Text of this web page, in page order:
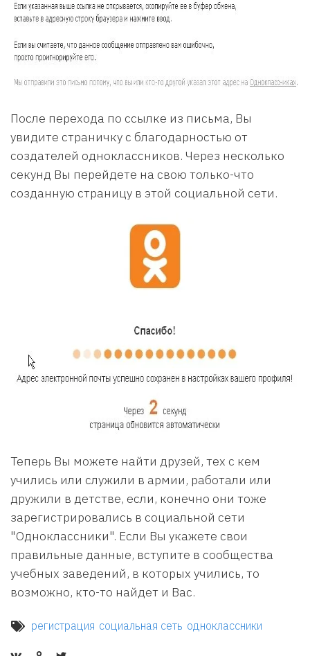
После перехода по ссылке из письма, Вы
увидите страничку с благодарностью от
создателей одноклассников. Через несколько
секунд Вы перейдете на свою только-что
созданную страницу в этой социальной сети.
Теперь Вы можете найти друзей, тех с кем
учились или служили в армии, работали или
дружили в детстве, если, конечно они тоже
зарегистрировались в социальной сети
"Одноклассники". Если Вы укажете свои
правильные данные, вступите в сообщества
учебных заведений, в которых учились, то
возможно, кто-то найдет и Вас.
регистрация социальная сеть одноклассники